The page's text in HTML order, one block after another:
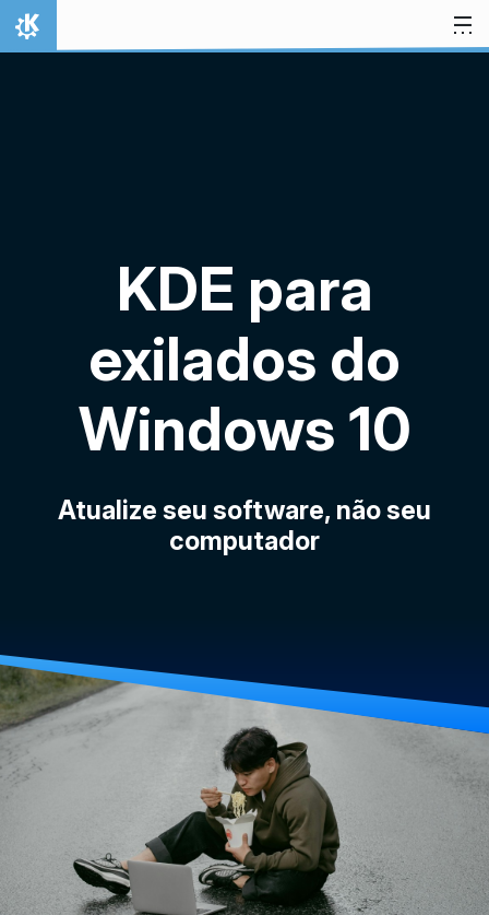
Ir para o conteúdo
Início
KDE para
exilados do
Windows 10
Atualize seu software, não seu
computador